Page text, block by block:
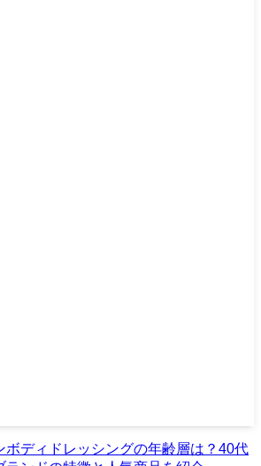
ボディドレッシングの年齢層は？40代